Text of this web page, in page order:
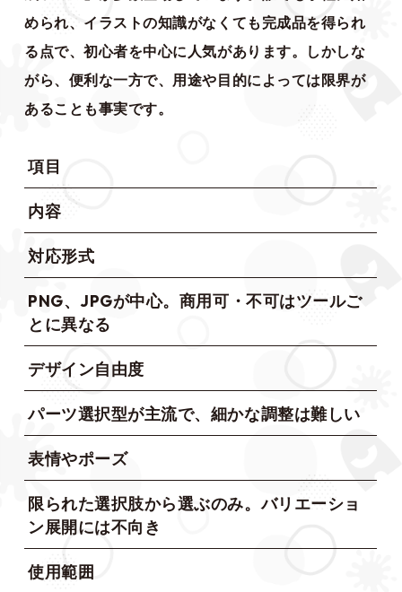
められ、イラストの知識がなくても完成品を得られ
る点で、初心者を中心に人気があります。しかしな
がら、便利な一方で、用途や目的によっては限界が
あることも事実です。
項目
内容
対応形式
PNG、JPGが中心。商用可・不可はツールご
とに異なる
デザイン自由度
パーツ選択型が主流で、細かな調整は難しい
表情やポーズ
限られた選択肢から選ぶのみ。バリエーショ
ン展開には不向き
使用範囲